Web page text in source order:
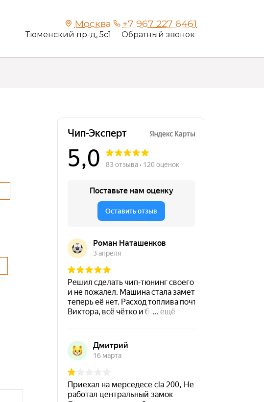
Москва
Тюменский пр-д, 5с1
+7 967 227 6461
Обратный звонок